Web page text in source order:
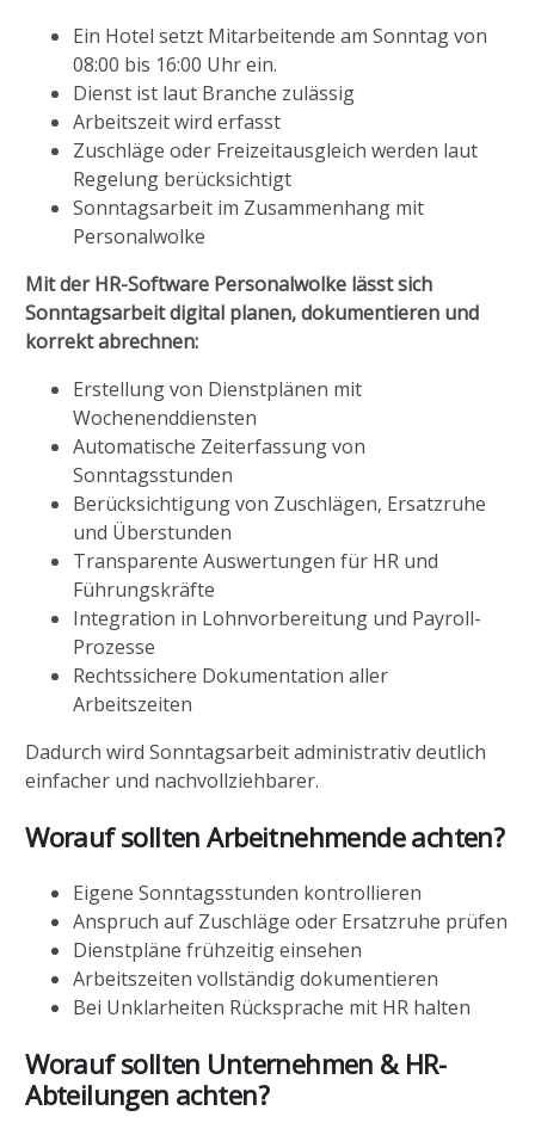
Ein Hotel setzt Mitarbeitende am Sonntag von
08:00 bis 16:00 Uhr ein.
Dienst ist laut Branche zulässig
Arbeitszeit wird erfasst
Zuschläge oder Freizeitausgleich werden laut
Regelung berücksichtigt
Sonntagsarbeit im Zusammenhang mit
Personalwolke
Mit der HR-Software Personalwolke lässt sich
Sonntagsarbeit digital planen, dokumentieren und
korrekt abrechnen:
Erstellung von Dienstplänen mit
Wochenenddiensten
Automatische Zeiterfassung von
Sonntagsstunden
Berücksichtigung von Zuschlägen, Ersatzruhe
und Überstunden
Transparente Auswertungen für HR und
Führungskräfte
Integration in Lohnvorbereitung und Payroll-
Prozesse
Rechtssichere Dokumentation aller
Arbeitszeiten
Dadurch wird Sonntagsarbeit administrativ deutlich
einfacher und nachvollziehbarer.
Worauf sollten Arbeitnehmende achten?
Eigene Sonntagsstunden kontrollieren
Anspruch auf Zuschläge oder Ersatzruhe prüfen
Dienstpläne frühzeitig einsehen
Arbeitszeiten vollständig dokumentieren
Bei Unklarheiten Rücksprache mit HR halten
Worauf sollten Unternehmen & HR-
Abteilungen achten?